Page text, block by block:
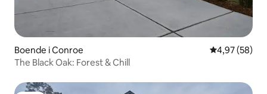
Boende i Conroe 4,97 av 5 i
4,97 (58)
The Black Oak: Forest & Chill